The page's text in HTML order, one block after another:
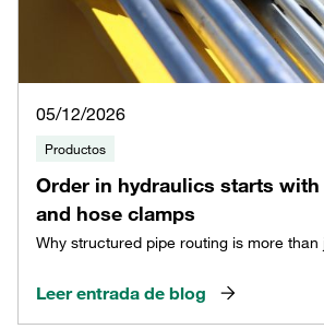
05/12/2026
Productos
Order in hydraulics starts
and hose clamps
Why structured pipe routing is more than
Leer entrada de blog